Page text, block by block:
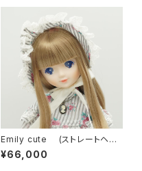
Emily cute (ストレートヘ
ア ブルーアイ)
¥66,000